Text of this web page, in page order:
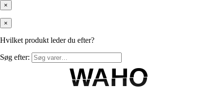
×
×
Hvilket produkt leder du efter?
Søg efter:
WAHO
WAHO